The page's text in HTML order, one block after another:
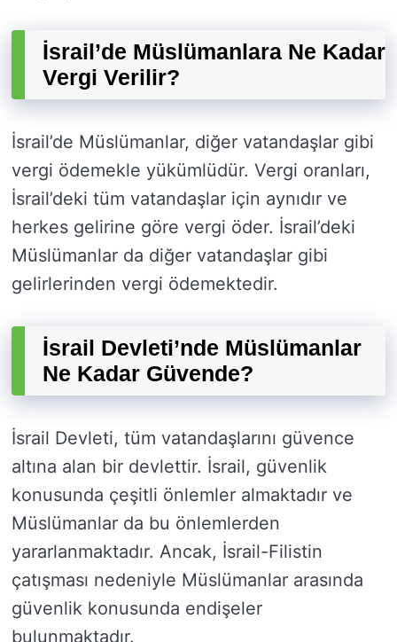
İsrail’de Müslümanlara Ne Kadar
Vergi Verilir?
İsrail’de Müslümanlar, diğer vatandaşlar gibi
vergi ödemekle yükümlüdür. Vergi oranları,
İsrail’deki tüm vatandaşlar için aynıdır ve
herkes gelirine göre vergi öder. İsrail’deki
Müslümanlar da diğer vatandaşlar gibi
gelirlerinden vergi ödemektedir.
İsrail Devleti’nde Müslümanlar
Ne Kadar Güvende?
İsrail Devleti, tüm vatandaşlarını güvence
altına alan bir devlettir. İsrail, güvenlik
konusunda çeşitli önlemler almaktadır ve
Müslümanlar da bu önlemlerden
yararlanmaktadır. Ancak, İsrail-Filistin
çatışması nedeniyle Müslümanlar arasında
güvenlik konusunda endişeler
bulunmaktadır.